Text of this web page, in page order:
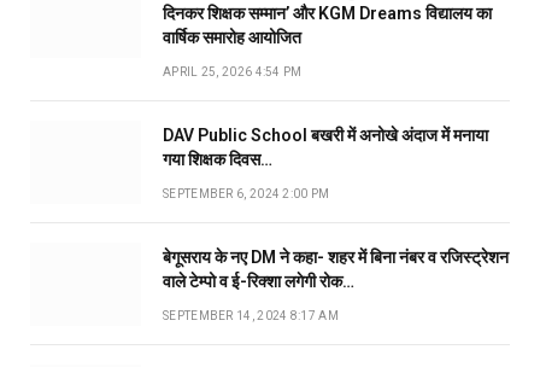
दिनकर शिक्षक सम्मान’ और KGM Dreams विद्यालय का
वार्षिक समारोह आयोजित
APRIL 25, 2026 4:54 PM
DAV Public School बखरी में अनोखे अंदाज में मनाया
गया शिक्षक दिवस…
SEPTEMBER 6, 2024 2:00 PM
बेगूसराय के नए DM ने कहा- शहर में बिना नंबर व रजिस्ट्रेशन
वाले टेम्पो व ई-रिक्शा लगेगी रोक…
SEPTEMBER 14, 2024 8:17 AM